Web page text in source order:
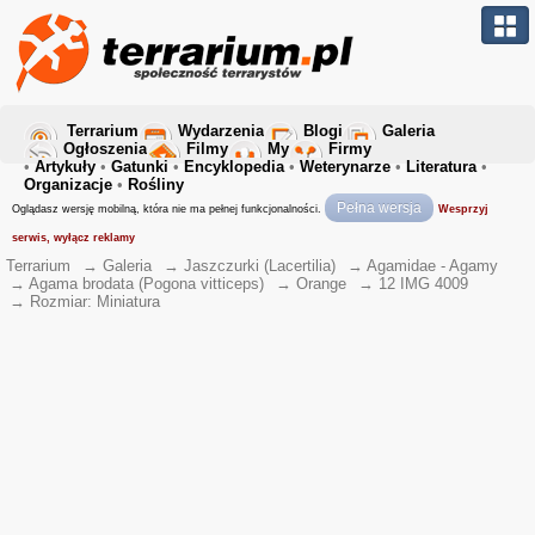
Terrarium Wydarzenia Blogi
Galeria
Ogłoszenia
Filmy My
Firmy
• Artykuły • Gatunki • Encyklopedia• Weterynarze • Literatura•
Organizacje • Rośliny
Oglądasz wersję mobilną, która nie ma pełnej funkcjonalności. Pełna wersja Wesprzyj
serwis, wyłącz reklamy
Terrarium → Galeria → Jaszczurki (Lacertilia) → Agamidae - Agamy
→ Agama brodata (Pogona vitticeps) → Orange → 12 IMG 4009
→ Rozmiar: Miniatura